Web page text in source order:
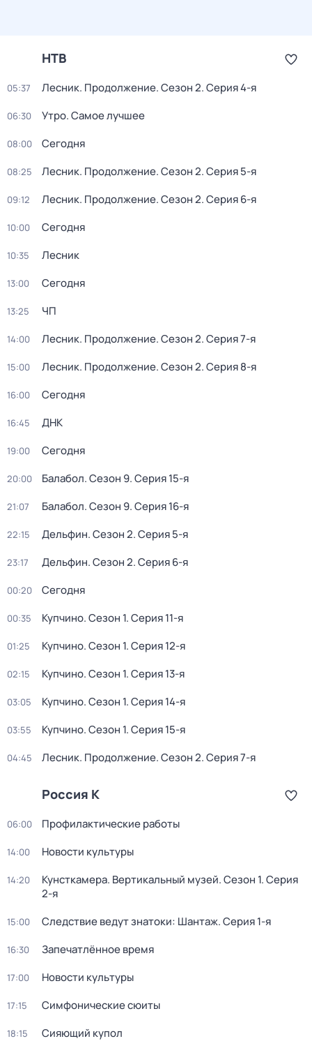
НТВ
05:37 Лесник. Продолжение. Сезон 2. Серия 4-я
06:30 Утро. Самое лучшее
08:00 Сегодня
08:25 Лесник. Продолжение. Сезон 2. Серия 5-я
09:12 Лесник. Продолжение. Сезон 2. Серия 6-я
10:00 Сегодня
10:35 Лесник
13:00 Сегодня
13:25 ЧП
14:00 Лесник. Продолжение. Сезон 2. Серия 7-я
15:00 Лесник. Продолжение. Сезон 2. Серия 8-я
16:00 Сегодня
16:45 ДНК
19:00 Сегодня
20:00 Балабол. Сезон 9. Серия 15-я
21:07 Балабол. Сезон 9. Серия 16-я
22:15 Дельфин. Сезон 2. Серия 5-я
23:17 Дельфин. Сезон 2. Серия 6-я
00:20 Сегодня
00:35 Купчино. Сезон 1. Серия 11-я
01:25 Купчино. Сезон 1. Серия 12-я
02:15 Купчино. Сезон 1. Серия 13-я
03:05 Купчино. Сезон 1. Серия 14-я
03:55 Купчино. Сезон 1. Серия 15-я
04:45 Лесник. Продолжение. Сезон 2. Серия 7-я
Россия К
06:00 Профилактические работы
14:00 Новости культуры
14:20 Кунсткамера. Вертикальный музей. Сезон 1. Серия
2-я
15:00 Следствие ведут знатоки: Шантаж. Серия 1-я
16:30 Запечатлённое время
17:00 Новости культуры
17:15 Симфонические сюиты
18:15 Сияющий купол